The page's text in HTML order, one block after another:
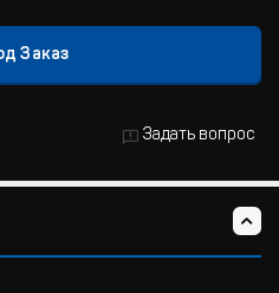
Заказ
Задать вопрос